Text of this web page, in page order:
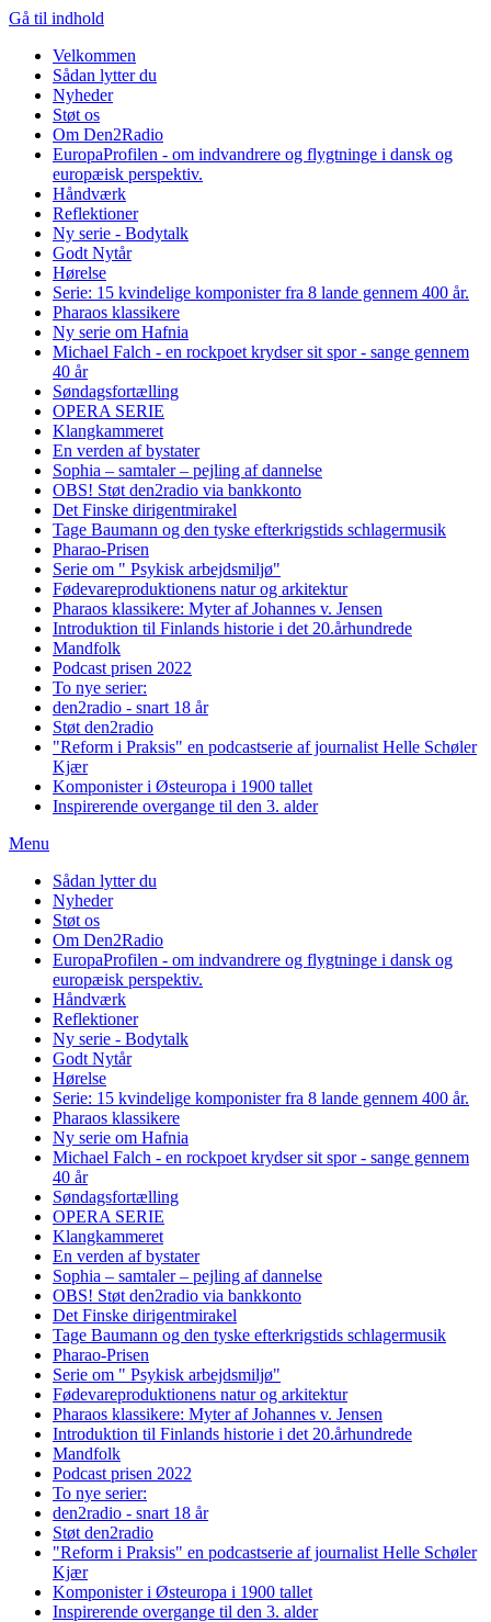
Gå til indhold
Velkommen
Sådan lytter du
Nyheder
Støt os
Om Den2Radio
EuropaProfilen - om indvandrere og flygtninge i dansk og
europæisk perspektiv.
Håndværk
Reflektioner
Ny serie - Bodytalk
Godt Nytår
Hørelse
Serie: 15 kvindelige komponister fra 8 lande gennem 400 år.
Pharaos klassikere
Ny serie om Hafnia
Michael Falch - en rockpoet krydser sit spor - sange gennem
40 år
Søndagsfortælling
OPERA SERIE
Klangkammeret
En verden af bystater
Sophia – samtaler – pejling af dannelse
OBS! Støt den2radio via bankkonto
Det Finske dirigentmirakel
Tage Baumann og den tyske efterkrigstids schlagermusik
Pharao-Prisen
Serie om " Psykisk arbejdsmiljø"
Fødevareproduktionens natur og arkitektur
Pharaos klassikere: Myter af Johannes v. Jensen
Introduktion til Finlands historie i det 20.århundrede
Mandfolk
Podcast prisen 2022
To nye serier:
den2radio - snart 18 år
Støt den2radio
"Reform i Praksis" en podcastserie af journalist Helle Schøler
Kjær
Komponister i Østeuropa i 1900 tallet
Inspirerende overgange til den 3. alder
Menu
Sådan lytter du
Nyheder
Støt os
Om Den2Radio
EuropaProfilen - om indvandrere og flygtninge i dansk og
europæisk perspektiv.
Håndværk
Reflektioner
Ny serie - Bodytalk
Godt Nytår
Hørelse
Serie: 15 kvindelige komponister fra 8 lande gennem 400 år.
Pharaos klassikere
Ny serie om Hafnia
Michael Falch - en rockpoet krydser sit spor - sange gennem
40 år
Søndagsfortælling
OPERA SERIE
Klangkammeret
En verden af bystater
Sophia – samtaler – pejling af dannelse
OBS! Støt den2radio via bankkonto
Det Finske dirigentmirakel
Tage Baumann og den tyske efterkrigstids schlagermusik
Pharao-Prisen
Serie om " Psykisk arbejdsmiljø"
Fødevareproduktionens natur og arkitektur
Pharaos klassikere: Myter af Johannes v. Jensen
Introduktion til Finlands historie i det 20.århundrede
Mandfolk
Podcast prisen 2022
To nye serier:
den2radio - snart 18 år
Støt den2radio
"Reform i Praksis" en podcastserie af journalist Helle Schøler
Kjær
Komponister i Østeuropa i 1900 tallet
Inspirerende overgange til den 3. alder